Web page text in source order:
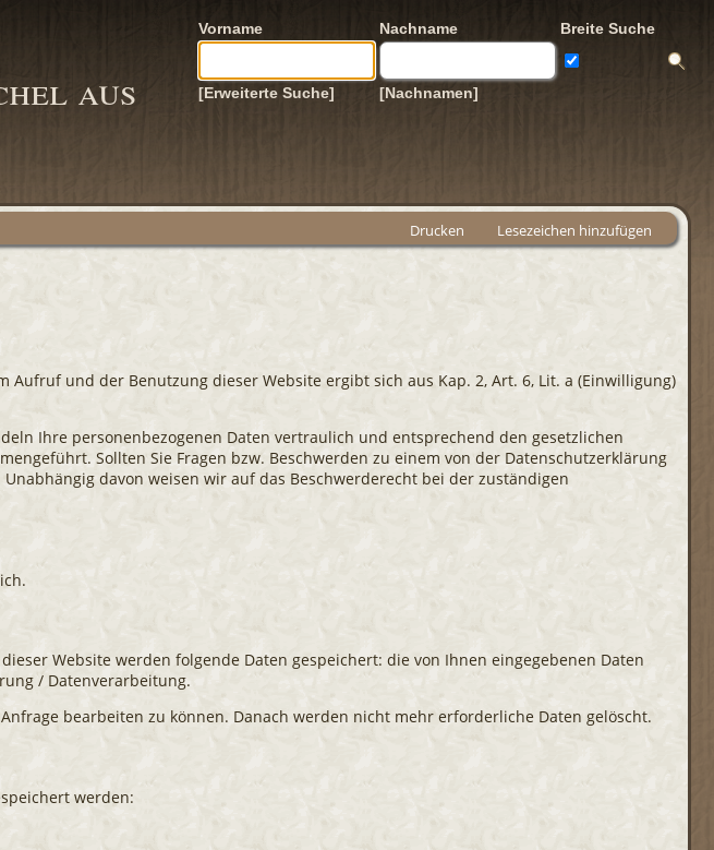
aus
Vorname Nachname Breite Suche
[Erweiterte Suche] [Nachnamen]
Drucken Lesezeichen hinzufügen
und der Benutzung dieser Website ergibt sich aus Kap. 2, Art. 6, Lit. a (Einwilligung)
Ihre personenbezogenen Daten vertraulich und entsprechend den gesetzlichen
Sollten Sie Fragen bzw. Beschwerden zu einem von der Datenschutzerklärung
davon weisen wir auf das Beschwerderecht bei der zuständigen
Website werden folgende Daten gespeichert: die von Ihnen eingegebenen Daten
/ Datenverarbeitung.
bearbeiten zu können. Danach werden nicht mehr erforderliche Daten gelöscht.
werden: